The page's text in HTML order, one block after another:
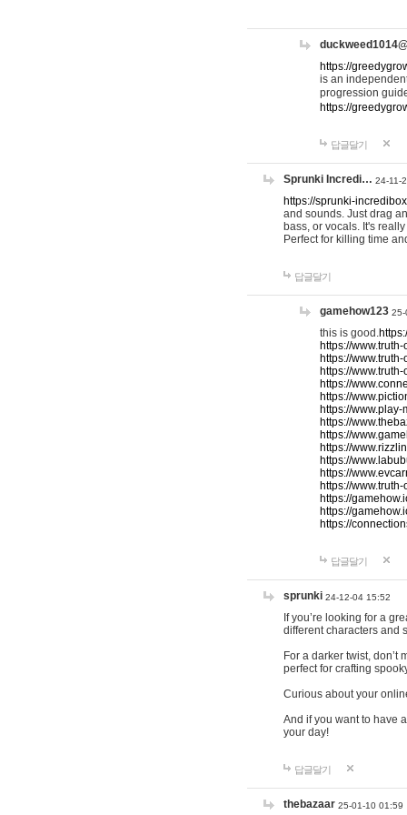
https://
is an
progression
https://
답글달기
Sprunki Incredi… 24-11-
https://sprunki-
and sounds. Just drag
bass, or vocals. It's
Perfect for killing time
답글달기
gamehow123 25-
this is good.
https://
https://
https://
https://
https://
https://
https://
https://
https://
https://
https://
https://
https://
https://
https://
답글달기
sprunki 24-12-04 15:52
If you’re looking for a
different characters and
For a darker twist, don’t
perfect for crafting
Curious about your
And if you want to have
your day!
답글달기
thebazaar 25-01-10 01:59